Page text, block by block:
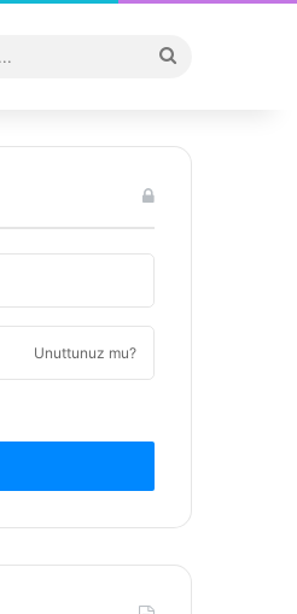
...
Unuttunuz mu?